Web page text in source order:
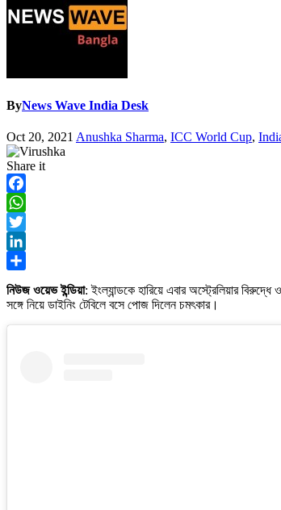
ByNews Wave India Desk
Oct 20, 2021 Anushka Sharma, ICC World Cup,
Share it
Facebook
WhatsApp
Twitter
LinkedIn
নিউজ ওয়েভ ইন্ডিয়া: ইংল্যান্ডকে হারিয়ে এবার অস্ট্রেলিয়ার
সঙ্গে নিয়ে ডাইনিং টেবিলে বসে পোজ দিলেন চমৎকার।